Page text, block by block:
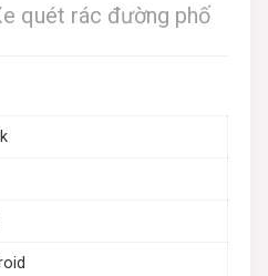
quét rác đường phố